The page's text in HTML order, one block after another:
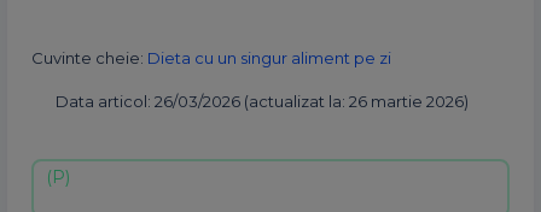
Cuvinte cheie: Dieta cu un singur aliment pe zi
Data articol: 26/03/2026 (actualizat la: 26 martie 2026)